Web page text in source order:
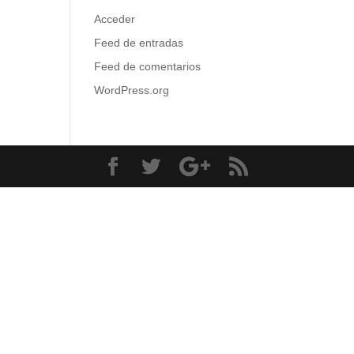
Acceder
Feed de entradas
Feed de comentarios
WordPress.org